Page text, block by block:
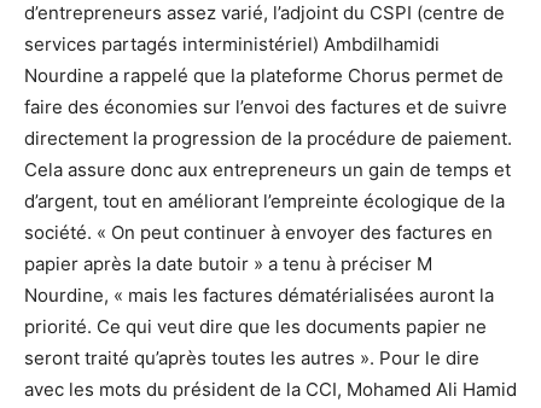
d’entrepreneurs assez varié, l’adjoint du CSPI (centre de
services partagés interministériel) Ambdilhamidi
Nourdine a rappelé que la plateforme Chorus permet de
faire des économies sur l’envoi des factures et de suivre
directement la progression de la procédure de paiement.
Cela assure donc aux entrepreneurs un gain de temps et
d’argent, tout en améliorant l’empreinte écologique de la
société. « On peut continuer à envoyer des factures en
papier après la date butoir » a tenu à préciser M
Nourdine, « mais les factures dématérialisées auront la
priorité. Ce qui veut dire que les documents papier ne
seront traité qu’après toutes les autres ». Pour le dire
avec les mots du président de la CCI, Mohamed Ali Hamid